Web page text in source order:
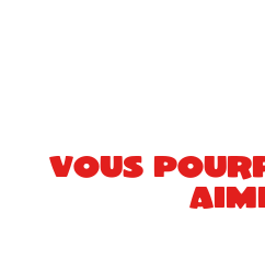
Vous